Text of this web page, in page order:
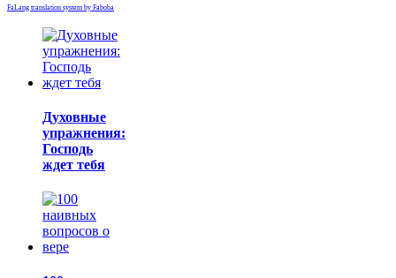
FaLang translation system by Faboba
Духовные
упражнения:
Господь
ждет тебя